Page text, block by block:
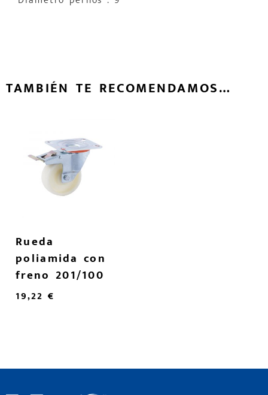
TAMBIÉN TE RECOMENDAMOS…
Rueda
poliamida con
freno 201/100
19,22€